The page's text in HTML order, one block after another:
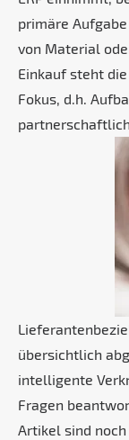
primäre
von Material
Einkauf steht
Fokus, d.h.
übersichtlich
intelligente
Fragen
Artikel sind